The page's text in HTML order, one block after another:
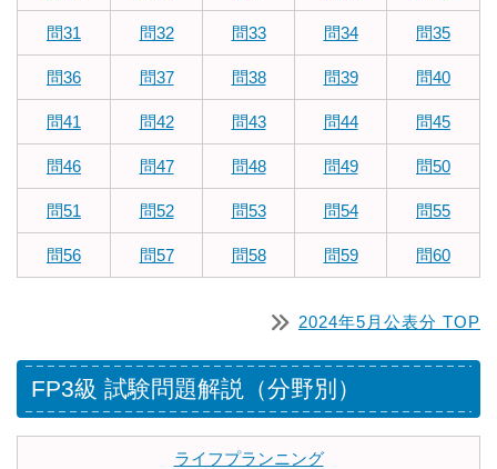
問31 問32 問33 問34 問35
問36 問37 問38 問39 問40
問41 問42 問43 問44 問45
問46 問47 問48 問49 問50
問51 問52 問53 問54 問55
問56 問57 問58 問59 問60
2024年5月公表分 TOP
FP3級 試験問題解説（分野別）
ライフプランニング